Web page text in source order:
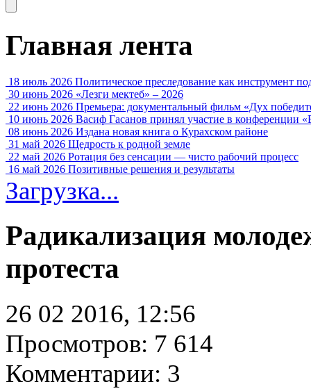
Главная лента
18 июль 2026 Политическое преследование как инструмент
30 июнь 2026 «Лезги мектеб» – 2026
22 июнь 2026 Премьера: документальный фильм «Дух
10 июнь 2026 Васиф Гасанов принял участие в конференции
08 июнь 2026 Издана новая книга о Курахском районе
31 май 2026 Щедрость к родной земле
22 май 2026 Ротация без сенсации — чисто рабочий процесс
16 май 2026 Позитивные решения и результаты
Загрузка...
Радикализация
протеста
26 02 2016, 12:56
Просмотров: 7 614
Комментарии: 3